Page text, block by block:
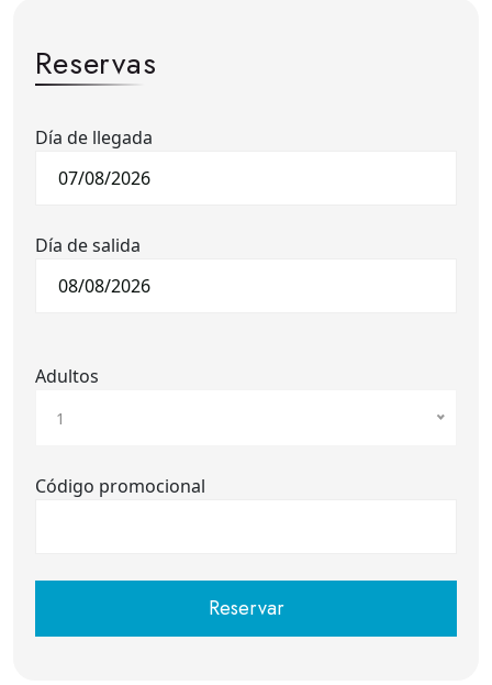
Reservas
Día de llegada
Día de salida
Adultos
1
Código promocional
Reservar